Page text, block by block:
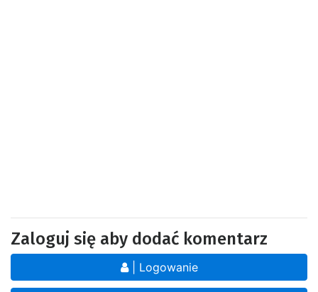
Zaloguj się aby dodać komentarz
| Logowanie